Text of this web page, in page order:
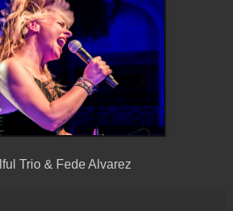
Trio & Fede Alvarez